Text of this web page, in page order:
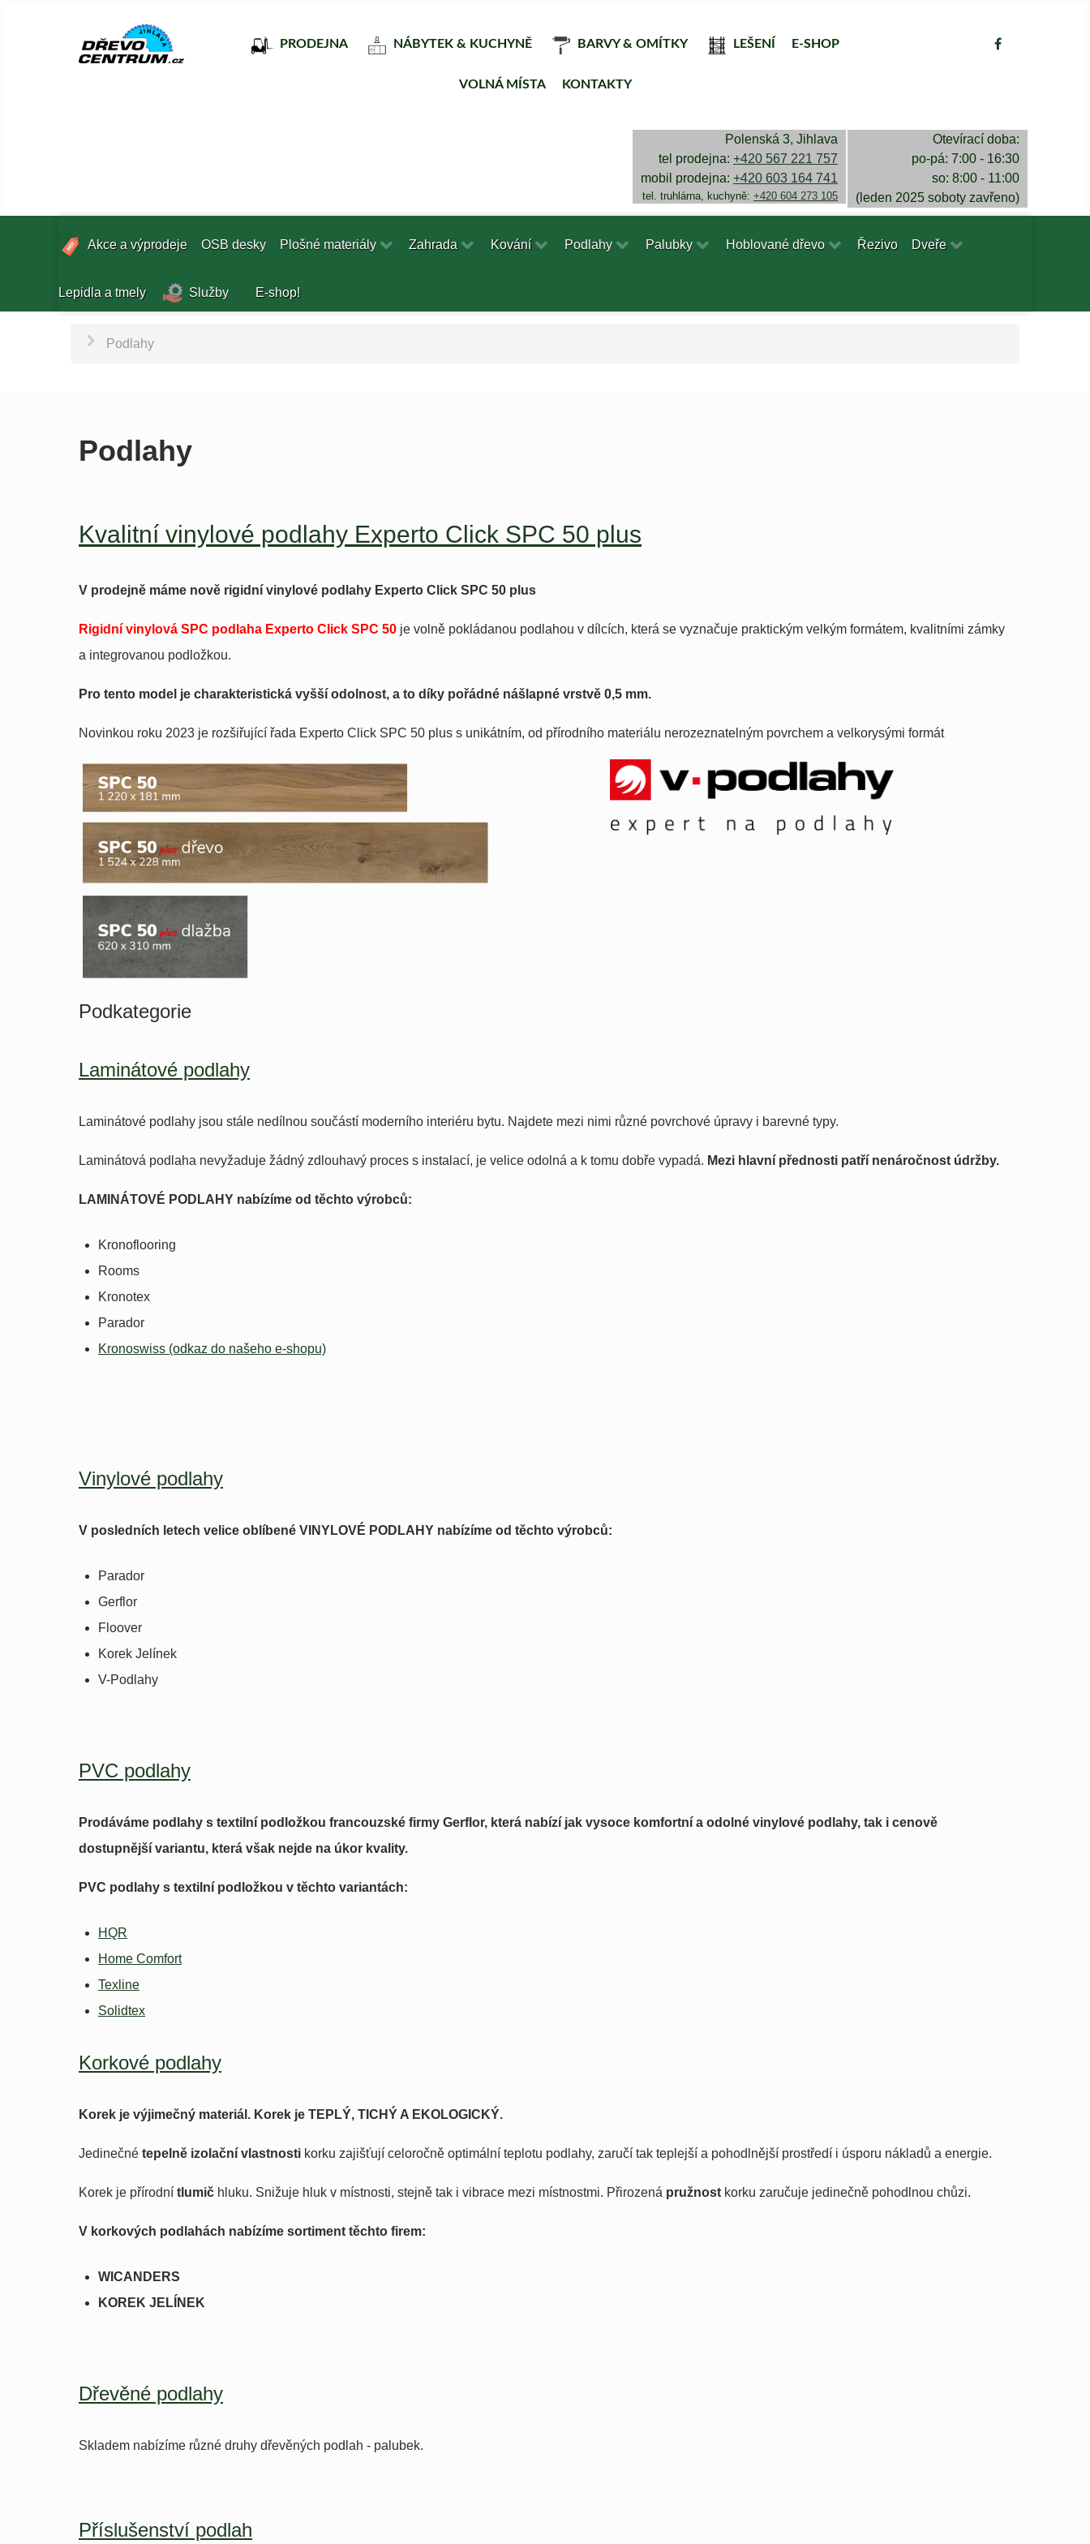
PRODEJNA NÁBYTEK & KUCHYNĚ BARVY & OMÍTKY LEŠENÍ E-SHOP
VOLNÁ MÍSTA KONTAKTY
Polenská 3, Jihlava
tel prodejna: +420 567 221 757
mobil prodejna: +420 603 164 741
tel. truhlárna, kuchyně: +420 604 273 105
Otevírací doba:
po-pá: 7:00 - 16:30
so: 8:00 - 11:00
(leden 2025 soboty zavřeno)
Akce a výprodeje OSB desky Plošné materiály Zahrada Kování Podlahy Palubky Hoblované dřevo Řezivo Dveře
Lepidla a tmely Služby E-shop!
Podlahy
Podlahy
Kvalitní vinylové podlahy Experto Click SPC 50 plus
V prodejně máme nově rigidní vinylové podlahy Experto Click SPC 50 plus
Rigidní vinylová SPC podlaha Experto Click SPC 50 je volně pokládanou podlahou v dílcích, která se vyznačuje praktickým velkým formátem, kvalitními zámky
a integrovanou podložkou.
Pro tento model je charakteristická vyšší odolnost, a to díky pořádné nášlapné vrstvě 0,5 mm.
Novinkou roku 2023 je rozšiřující řada Experto Click SPC 50 plus s unikátním, od přírodního materiálu nerozeznatelným povrchem a velkorysými formát
Podkategorie
Laminátové podlahy
Laminátové podlahy jsou stále nedílnou součástí moderního interiéru bytu. Najdete mezi nimi různé povrchové úpravy i barevné typy.
Laminátová podlaha nevyžaduje žádný zdlouhavý proces s instalací, je velice odolná a k tomu dobře vypadá. Mezi hlavní přednosti patří nenáročnost údržby.
LAMINÁTOVÉ PODLAHY nabízíme od těchto výrobců:
Kronoflooring
Rooms
Kronotex
Parador
Kronoswiss (odkaz do našeho e-shopu)
Vinylové podlahy
V posledních letech velice oblíbené VINYLOVÉ PODLAHY nabízíme od těchto výrobců:
Parador
Gerflor
Floover
Korek Jelínek
V-Podlahy
PVC podlahy
Prodáváme podlahy s textilní podložkou francouzské firmy Gerflor, která nabízí jak vysoce komfortní a odolné vinylové podlahy, tak i cenově
dostupnější variantu, která však nejde na úkor kvality.
PVC podlahy s textilní podložkou v těchto variantách:
HQR
Home Comfort
Texline
Solidtex
Korkové podlahy
Korek je výjimečný materiál. Korek je TEPLÝ, TICHÝ A EKOLOGICKÝ.
Jedinečné tepelně izolační vlastnosti korku zajišťují celoročně optimální teplotu podlahy, zaručí tak teplejší a pohodlnější prostředí i úsporu nákladů a energie.
Korek je přírodní tlumič hluku. Snižuje hluk v místnosti, stejně tak i vibrace mezi místnostmi. Přirozená pružnost korku zaručuje jedinečně pohodlnou chůzi.
V korkových podlahách nabízíme sortiment těchto firem:
WICANDERS
KOREK JELÍNEK
Dřevěné podlahy
Skladem nabízíme různé druhy dřevěných podlah - palubek.
Příslušenství podlah